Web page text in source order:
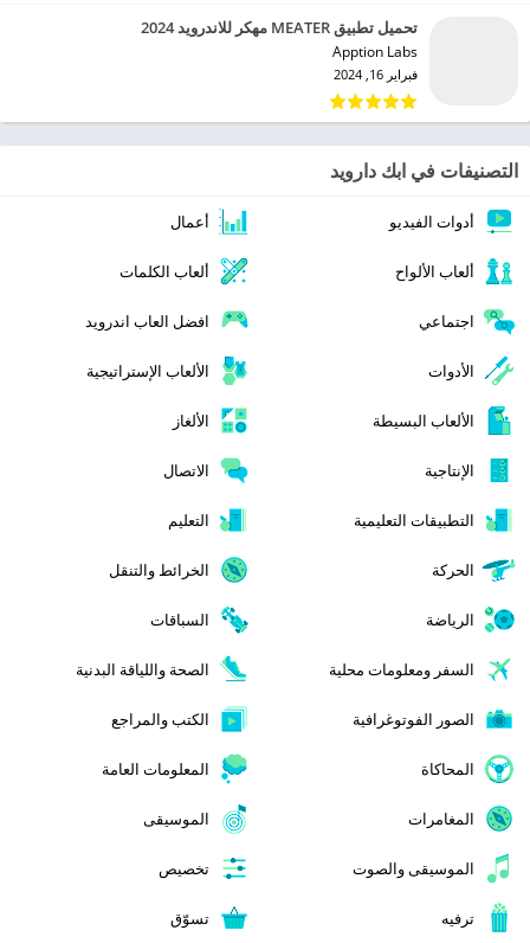
تحميل تطبيق MEATER مهكر للاندرويد 2024
Apption Labs‏
فبراير 16, 2024
التصنيفات في ابك دارويد
أدوات الفيديو أعمال
ألعاب الألواح ألعاب الكلمات
اجتماعي افضل العاب اندرويد
الأدوات الألعاب الإستراتيجية
الألعاب البسيطة الألغاز
الإنتاجية الاتصال
التطبيقات التعليمية التعليم
الحركة الخرائط والتنقل
الرياضة السباقات
السفر ومعلومات محلية الصحة واللياقة البدنية
الصور الفوتوغرافية الكتب والمراجع
المحاكاة المعلومات العامة
المغامرات الموسيقى
الموسيقى والصوت تخصيص
ترفيه تسوّق